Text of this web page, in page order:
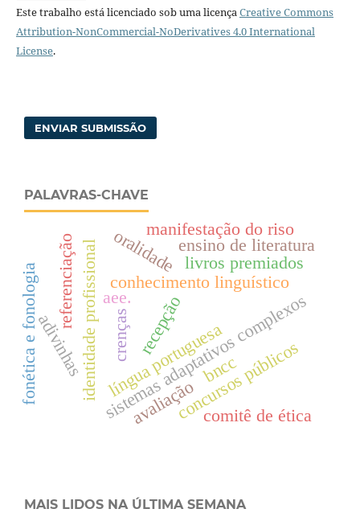
Este trabalho está licenciado sob uma licençaCreative Commons
Attribution-NonCommercial-NoDerivatives 4.0 International
License.
ENVIAR SUBMISSÃO
PALAVRAS-CHAVE
identidade profissionalsistemas adaptativos complexos
crenças
conhecimento linguístico
língua portuguesa
avaliaçãoconcursos públicos
adivinhas recepção
oralidade
fonética e fonologia
manifestação do riso
referenciação ensino de literatura
bncc
comitê de ética
livros premiados
aee.
MAIS LIDOS NA ÚLTIMA SEMANA